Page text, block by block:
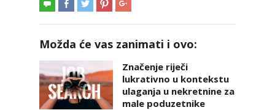
Možda će vas zanimati i ovo:
Značenje riječi
lukrativno u kontekstu
ulaganja u nekretnine za
male poduzetnike